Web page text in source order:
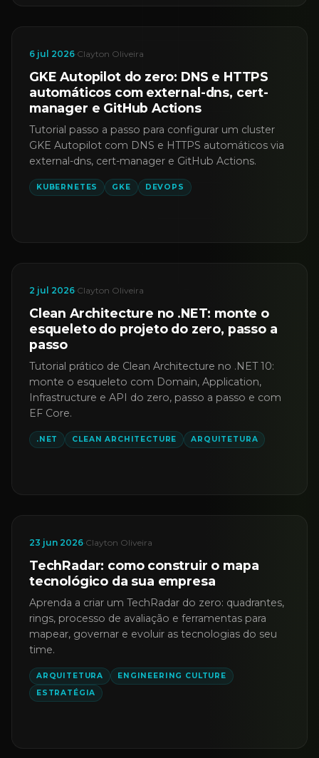
6 jul 2026·Clayton Oliveira
GKE Autopilot do zero: DNS e HTTPS
automáticos com external-dns, cert-
manager e GitHub Actions
Tutorial passo a passo para configurar um cluster
GKE Autopilot com DNS e HTTPS automáticos via
external-dns, cert-manager e GitHub Actions.
KUBERNETES GKE DEVOPS
2 jul 2026·Clayton Oliveira
Clean Architecture no .NET: monte o
esqueleto do projeto do zero, passo a
passo
Tutorial prático de Clean Architecture no .NET 10:
monte o esqueleto com Domain, Application,
Infrastructure e API do zero, passo a passo e com
EF Core.
.NET CLEAN ARCHITECTURE ARQUITETURA
23 jun 2026·Clayton Oliveira
TechRadar: como construir o mapa
tecnológico da sua empresa
Aprenda a criar um TechRadar do zero: quadrantes,
rings, processo de avaliação e ferramentas para
mapear, governar e evoluir as tecnologias do seu
time.
ARQUITETURA
ENGINEERING CULTURE
ESTRATÉGIA